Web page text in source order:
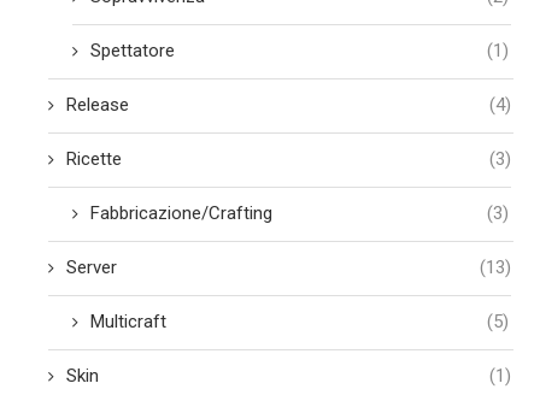
Spettatore (1)
Release (4)
Ricette (3)
Fabbricazione/Crafting (3)
Server (13)
Multicraft (5)
Skin (1)